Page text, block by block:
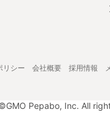
リシー 会社概要 採用情報
Pepabo, Inc. All